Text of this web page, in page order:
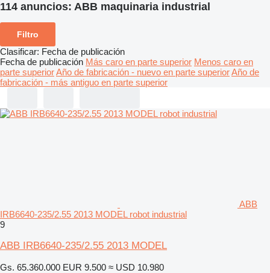
114 anuncios: ABB maquinaria industrial
Filtro
Clasificar: Fecha de publicación
Fecha de publicación Más caro en parte superior Menos caro en
parte superiorAño de fabricación - nuevo en parte superiorAño de
fabricación - más antiguo en parte superior
ABB
IRB6640-235/2.55 2013 MODEL robot industrial
9
ABB IRB6640-235/2.55 2013 MODEL
Gs. 65.360.000 EUR 9.500 ≈ USD 10.980